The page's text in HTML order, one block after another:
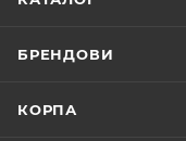
БРЕНДОВИ
КОРПА